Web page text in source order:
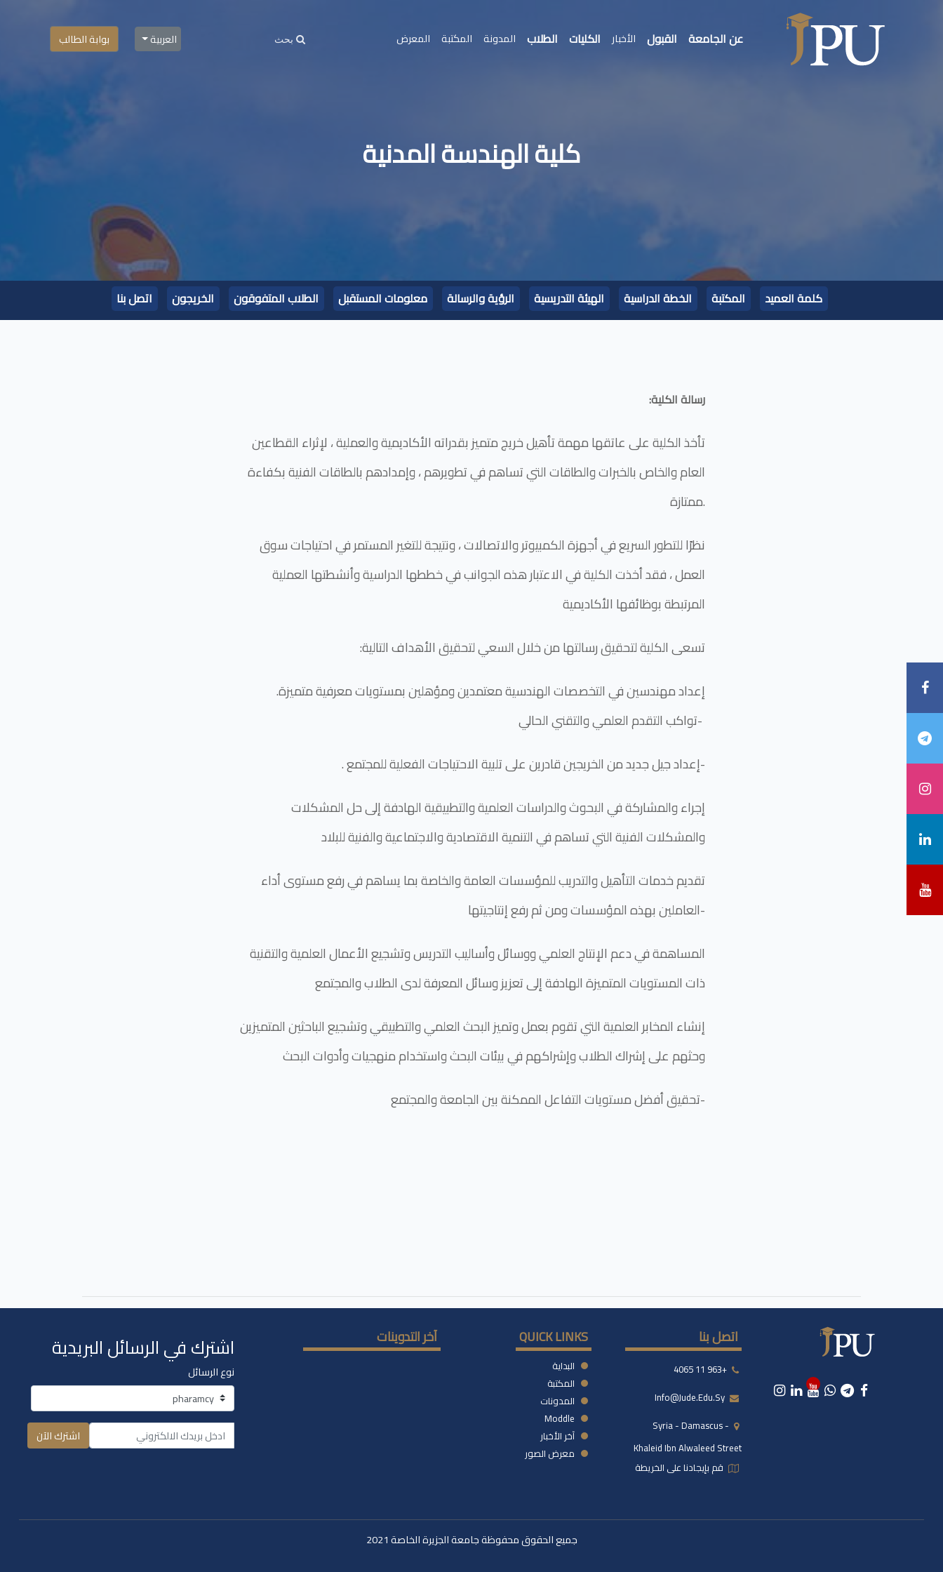
عن الجامعة القبول الأخبار الكليات الطلاب المدونة المكتبة المعرض العربية بوابة الطالب
كلية الهندسة المدنية
كلمة العميد المكتبة الخطة الدراسية الهيئة التدريسية الرؤية والرسالة معلومات المستقبل الطلاب المتفوقون الخريجون اتصل بنا
:رسالة الكلية
تأخذ الكلية على عاتقها مهمة تأهيل خريج متميز بقدراته الأكاديمية والعملية ، لإثراء القطاعين
العام والخاص بالخبرات والطاقات التي تساهم في تطويرهم ، وإمدادهم بالطاقات الفنية بكفاءة
ممتازة.
نظرًا للتطور السريع في أجهزة الكمبيوتر والاتصالات ، ونتيجة للتغير المستمر في احتياجات سوق
العمل ، فقد أخذت الكلية في الاعتبار هذه الجوانب في خططها الدراسية وأنشطتها العملية
المرتبطة بوظائفها الأكاديمية
:تسعى الكلية لتحقيق رسالتها من خلال السعي لتحقيق الأهداف التالية
.إعداد مهندسين في التخصصات الهندسية معتمدين ومؤهلين بمستويات معرفية متميزة
تواكب التقدم العلمي والتقني الحالي-
. إعداد جيل جديد من الخريجين قادرين على تلبية الاحتياجات الفعلية للمجتمع-
إجراء والمشاركة في البحوث والدراسات العلمية والتطبيقية الهادفة إلى حل المشكلات
والمشكلات الفنية التي تساهم في التنمية الاقتصادية والاجتماعية والفنية للبلاد
تقديم خدمات التأهيل والتدريب للمؤسسات العامة والخاصة بما يساهم في رفع مستوى أداء
العاملين بهذه المؤسسات ومن ثم رفع إنتاجيتها-
المساهمة في دعم الإنتاج العلمي ووسائل وأساليب التدريس وتشجيع الأعمال العلمية والتقنية
ذات المستويات المتميزة الهادفة إلى تعزيز وسائل المعرفة لدى الطلاب والمجتمع
إنشاء المخابر العلمية التي تقوم بعمل وتميز البحث العلمي والتطبيقي وتشجيع الباحثين المتميزين
وحثهم على إشراك الطلاب وإشراكهم في بيئات البحث واستخدام منهجيات وأدوات البحث
تحقيق أفضل مستويات التفاعل الممكنة بين الجامعة والمجتمع-
اتصل بنا
+963 11 4065
Syria - Damascus -
Khaleid Ibn Alwaleed Street
قم بإيجادنا على الخريطة
QUICK LINKS
البداية
المكتبة
المدونات
Moddle
آخر الأخبار
معرض الصور
آخر التدوينات اشترك في الرسائل البريدية
نوع الرسائل
اشترك الآن
جميع الحقوق محفوظة جامعة الجزيرة الخاصة 2021